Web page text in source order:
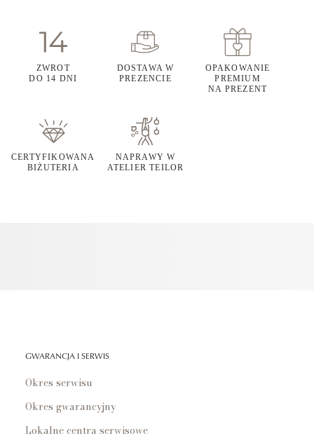
ZWROT
DO 14 DNI
DOSTAWA W
PREZENCIE
OPAKOWANIE
PREMIUM
NA PREZENT
CERTYFIKOWANA
BIŻUTERIA
NAPRAWY W
ATELIER TEILOR
GWARANCJA I SERWIS
Okres serwisu
Okres gwarancyjny
Lokalne centra serwisowe